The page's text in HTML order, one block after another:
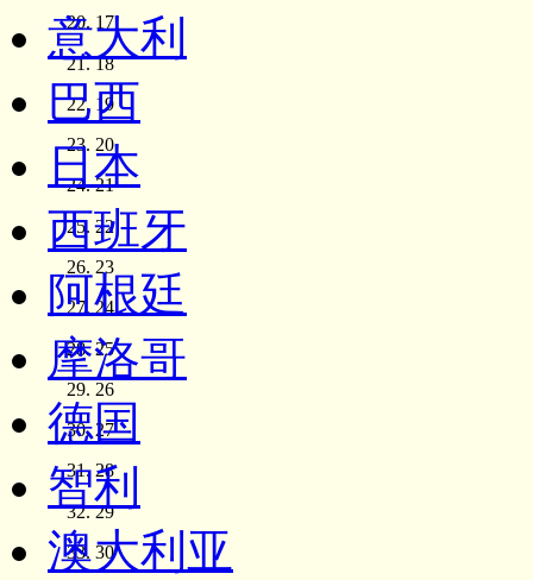
17
18
19
20
21
22
23
24
25
26
27
28
29
30
意大利
巴西
日本
西班牙
阿根廷
摩洛哥
德国
智利
澳大利亚